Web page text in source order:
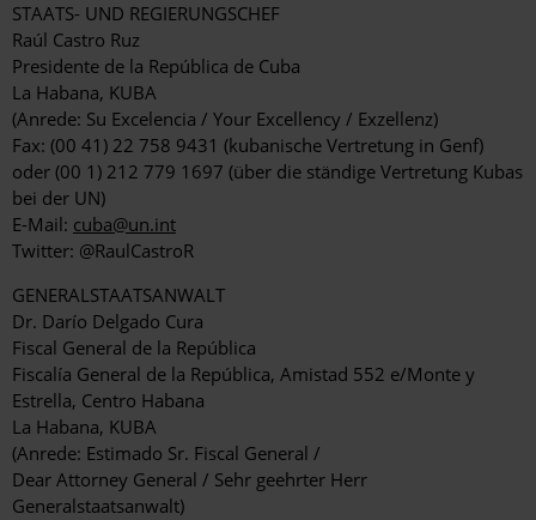
STAATS- UND REGIERUNGSCHEF
Raúl Castro Ruz
Presidente de la República de Cuba
La Habana, KUBA
(Anrede: Su Excelencia / Your Excellency / Exzellenz)
Fax: (00 41) 22 758 9431 (kubanische Vertretung in Genf)
oder (00 1) 212 779 1697 (über die ständige Vertretung Kubas
bei der UN)
E-Mail: cuba@un.int
Twitter: @RaulCastroR
GENERALSTAATSANWALT
Dr. Darío Delgado Cura
Fiscal General de la República
Fiscalía General de la República, Amistad 552 e/Monte y
Estrella, Centro Habana
La Habana, KUBA
(Anrede: Estimado Sr. Fiscal General /
Dear Attorney General / Sehr geehrter Herr
Generalstaatsanwalt)